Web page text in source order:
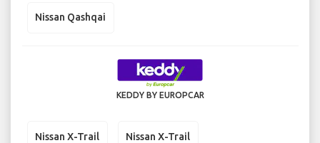
Nissan Qashqai
KEDDY BY EUROPCAR
Nissan X-Trail Nissan X-Trail